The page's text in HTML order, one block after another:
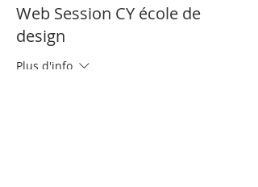
Web Session CY école de
design
Plus d'info